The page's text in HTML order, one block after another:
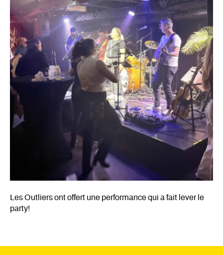
Les Outliers ont offert une performance qui a fait lever le
party!